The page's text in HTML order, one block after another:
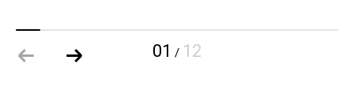
01 / 12